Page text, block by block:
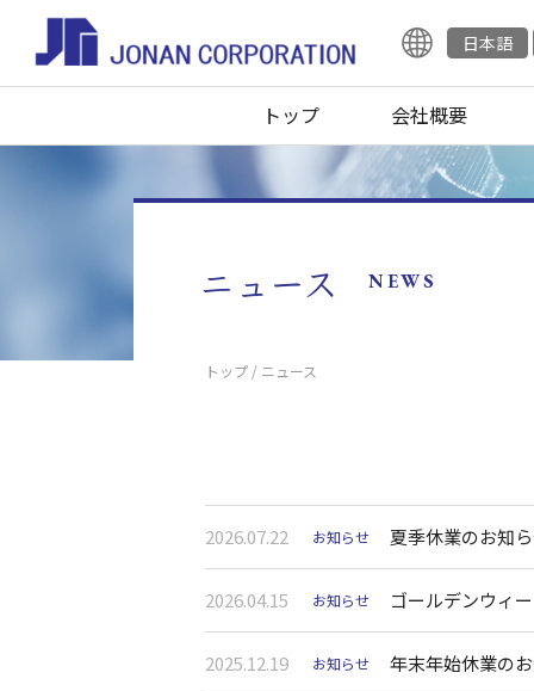
日本語
トップ 会社概要
ニュース NEWS
トップ / ニュース
2026.07.22 お知らせ 夏季休業のお知
2026.04.15 お知らせ ゴールデンウィ
2025.12.19 お知らせ 年末年始休業の